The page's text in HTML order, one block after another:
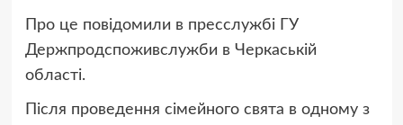
Про це повідомили в пресслужбі ГУ
Держпродспоживслужби в Черкаській
області.
Після проведення сімейного свята в одному з